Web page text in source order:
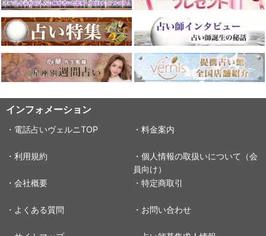
インフォメーション
・電話占いヴェルニTOP ・料金案内
・利用規約
・個人情報の取扱いについて（会
員向け）
・会社概要
・特定商取引
・よくある質問 ・お問い合わせ